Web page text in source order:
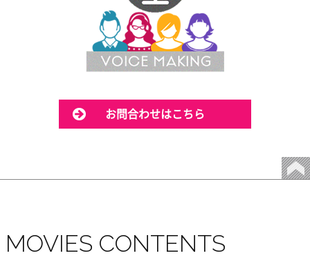
お問合わせはこちら
MOVIES CONTENTS